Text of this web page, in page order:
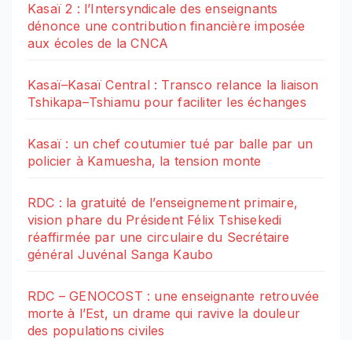
Kasaï 2 : l’Intersyndicale des enseignants
dénonce une contribution financière imposée
aux écoles de la CNCA
Kasaï–Kasaï Central : Transco relance la liaison
Tshikapa–Tshiamu pour faciliter les échanges
Kasaï : un chef coutumier tué par balle par un
policier à Kamuesha, la tension monte
RDC : la gratuité de l’enseignement primaire,
vision phare du Président Félix Tshisekedi
réaffirmée par une circulaire du Secrétaire
général Juvénal Sanga Kaubo
RDC – GENOCOST : une enseignante retrouvée
morte à l’Est, un drame qui ravive la douleur
des populations civiles